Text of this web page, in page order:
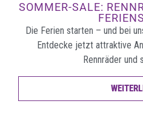
SOMMER-SALE:
Die Ferien starten – und bei
Entdecke jetzt attraktive
Rennräder und